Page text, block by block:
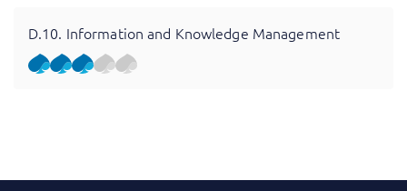
D.10. Information and Knowledge Management